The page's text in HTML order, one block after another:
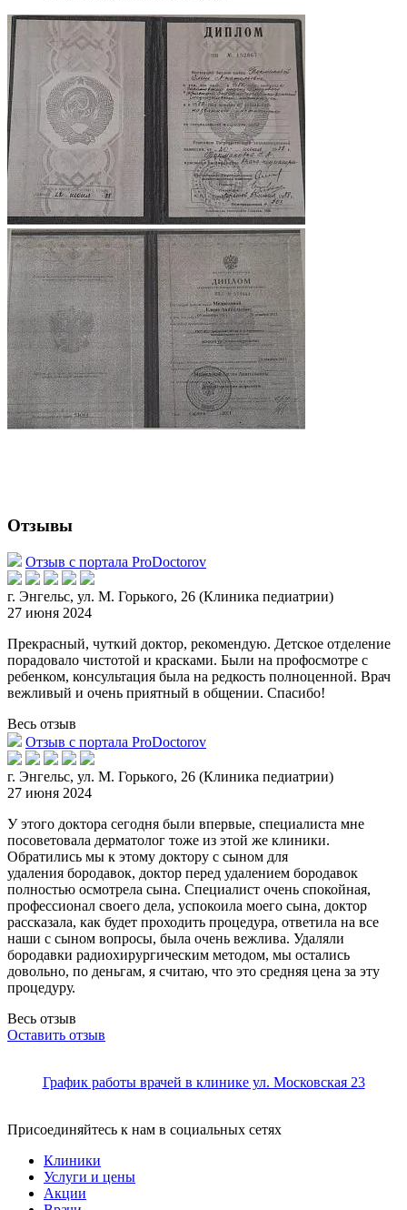
Отзывы
Отзыв с портала ProDoctorov
г. Энгельс, ул. М. Горького, 26 (Клиника педиатрии)
27 июня 2024
Прекрасный, чуткий доктор, рекомендую. Детское отделение
порадовало чистотой и красками. Были на профосмотре с
ребенком, консультация была на редкость полноценной. Врач
вежливый и очень приятный в общении. Спасибо!
Весь отзыв
Отзыв с портала ProDoctorov
г. Энгельс, ул. М. Горького, 26 (Клиника педиатрии)
27 июня 2024
У этого доктора сегодня были впервые, специалиста мне
посоветовала дерматолог тоже из этой же клиники.
Обратились мы к этому доктору с сыном для
удаления бородавок, доктор перед удалением бородавок
полностью осмотрела сына. Специалист очень спокойная,
профессионал своего дела, успокоила моего сына, доктор
рассказала, как будет проходить процедура, ответила на все
наши с сыном вопросы, была очень вежлива. Удаляли
бородавки радиохирургическим методом, мы остались
довольно, по деньгам, я считаю, что это средняя цена за эту
процедуру.
Весь отзыв
Оставить отзыв
График работы врачей в клинике ул. Московская 23
Присоединяйтесь к нам в социальных сетях
Клиники
Услуги и цены
Акции